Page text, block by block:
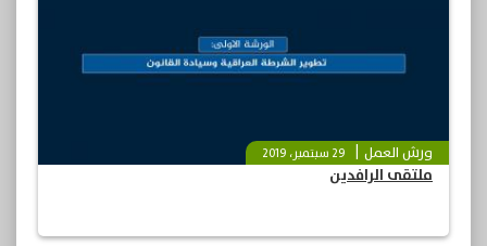
ورش العمل 29 سبتمبر، 2019
ملتقى الرافدين